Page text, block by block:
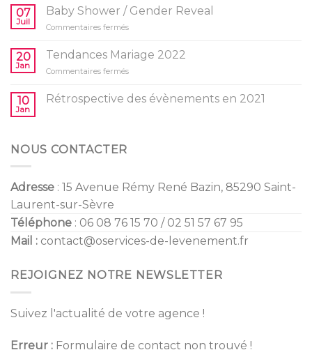
idées
d’activités
pour
de
enfants
07
Juil
Baby Shower / Gender Reveal
Commentaires ferméssur
Shower
/
Gender
20
Jan
Tendances Mariage 2022
Commentaires ferméssur
Mariage
2022
10
Jan
Rétrospective des évènements en 2021
NOUS CONTACTER
Adresse : 15 Avenue Rémy René Bazin, 85290 Saint-
Laurent-sur-Sèvre
Téléphone : 06 08 76 15 70 / 02 51 57 67 95
Mail : contact@oservices-de-levenement.fr
REJOIGNEZ NOTRE NEWSLETTER
Suivez l'actualité de votre agence !
Erreur : Formulaire de contact non trouvé !